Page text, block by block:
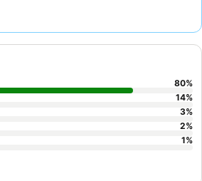
ja ystävällistä henkilökuntaa sekä
Ainutlaatuisen kokemuksen saamiseksi
jotta voit tutustua paikalliseen
kuljettajien kanssa.
80%
14%
3%
2%
1%